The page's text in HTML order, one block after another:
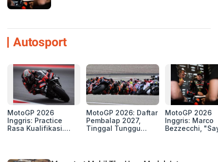
Autosport
MotoGP 2026
Inggris: Practice
Rasa Kualifikasi.
Silverstone!
MotoGP 2026: Daftar
Pembalap 2027,
Tinggal Tunggu
MotoGP 2026
Inggris: Marco
Bezzecchi,